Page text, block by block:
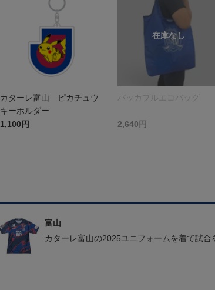
カターレ富山 ピカチュウ
キーホルダー
1,100円
パッカブルエコバッグ
2,640円
富山
カターレ富山の2025ユニフォームを着て試合